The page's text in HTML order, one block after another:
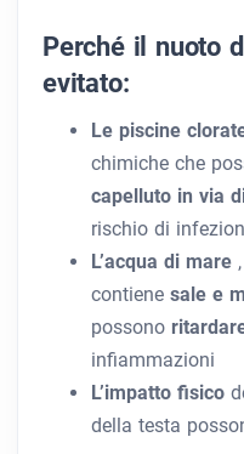
Perché il nuoto
evitato:
Le piscine
chimiche che
capelluto in via
rischio di
L’acqua di mare
contiene sale e
possono
infiammazioni
L’impatto fisico
della testa